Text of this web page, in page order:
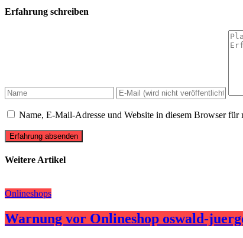
Erfahrung schreiben
Name, E-Mail-Adresse und Website in diesem Browser für
Erfahrung absenden
Weitere Artikel
Onlineshops
Warnung vor Onlineshop oswald-